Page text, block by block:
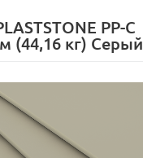
PP-C
(44,16 кг) Серый